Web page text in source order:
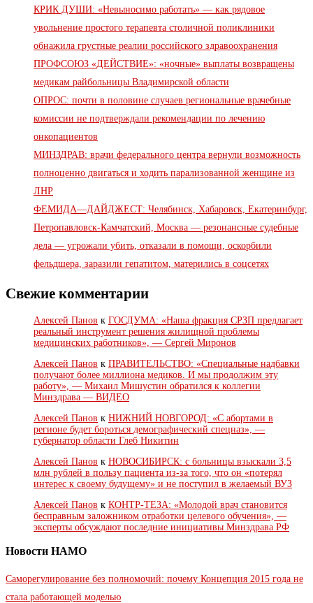
КРИК ДУШИ: «Невыносимо работать» — как рядовое
увольнение простого терапевта столичной поликлиники
обнажила грустные реалии российского здравоохранения
ПРОФСОЮЗ «ДЕЙСТВИЕ»: «ночные» выплаты возвращены
медикам райбольницы Владимирской области
ОПРОС: почти в половине случаев региональные врачебные
комиссии не подтверждали рекомендации по лечению
онкопациентов
МИНЗДРАВ: врачи федерального центра вернули возможность
полноценно двигаться и ходить парализованной женщине из
ЛНР
ФЕМИДА—ДАЙДЖЕСТ: Челябинск, Хабаровск, Екатеринбург,
Петропавловск-Камчатский, Москва — резонансные судебные
дела — угрожали убить, отказали в помощи, оскорбили
фельдшера, заразили гепатитом, матерились в соцсетях
Свежие комментарии
Алексей Панов к ГОСДУМА: «Наша фракция СРЗП предлагает
реальный инструмент решения жилищной проблемы
медицинских работников», — Сергей Миронов
Алексей Панов к ПРАВИТЕЛЬСТВО: «Специальные надбавки
получают более миллиона медиков. И мы продолжим эту
работу», — Михаил Мишустин обратился к коллегии
Минздрава — ВИДЕО
Алексей Панов к НИЖНИЙ НОВГОРОД: «С абортами в
регионе будет бороться демографический спецназ», —
губернатор области Глеб Никитин
Алексей Панов к НОВОСИБИРСК: с больницы взыскали 3,5
млн рублей в пользу пациента из-за того, что он «потерял
интерес к своему будущему» и не поступил в желаемый ВУЗ
Алексей Панов к КОНТР-ТЕЗА: «Молодой врач становится
бесправным заложником отработки целевого обучения», —
эксперты обсуждают последние инициативы Минздрава РФ
Новости НАМО
Саморегулирование без полномочий: почему Концепция 2015 года не
стала работающей моделью